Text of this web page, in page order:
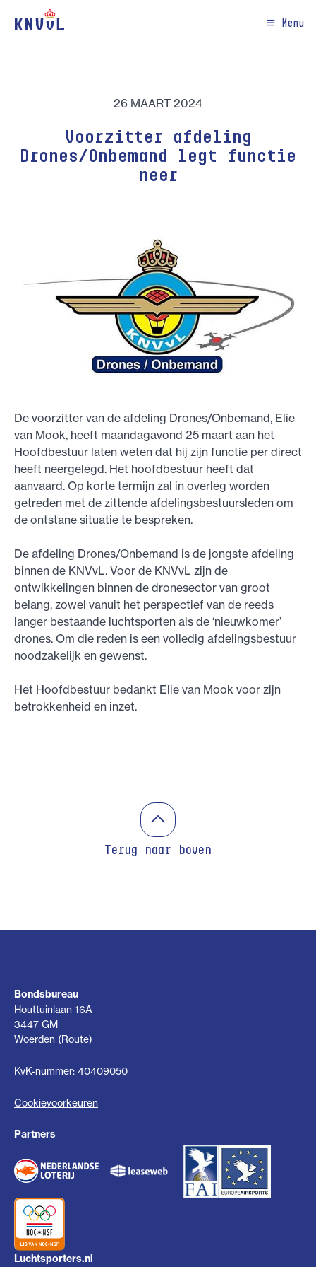
Menu
26 MAART 2024
Voorzitter afdeling
Drones/Onbemand legt functie
neer
De voorzitter van de afdeling Drones/Onbemand, Elie
van Mook, heeft maandagavond 25 maart aan het
Hoofdbestuur laten weten dat hij zijn functie per direct
heeft neergelegd. Het hoofdbestuur heeft dat
aanvaard. Op korte termijn zal in overleg worden
getreden met de zittende afdelingsbestuursleden om
de ontstane situatie te bespreken.
De afdeling Drones/Onbemand is de jongste afdeling
binnen de KNVvL. Voor de KNVvL zijn de
ontwikkelingen binnen de dronesector van groot
belang, zowel vanuit het perspectief van de reeds
langer bestaande luchtsporten als de ‘nieuwkomer’
drones. Om die reden is een volledig afdelingsbestuur
noodzakelijk en gewenst.
Het Hoofdbestuur bedankt Elie van Mook voor zijn
betrokkenheid en inzet.
Terug naar boven
Bondsbureau
Houttuinlaan 16A
3447 GM
Woerden (Route)
KvK-nummer: 40409050
Cookievoorkeuren
Partners
Luchtsporters.nl